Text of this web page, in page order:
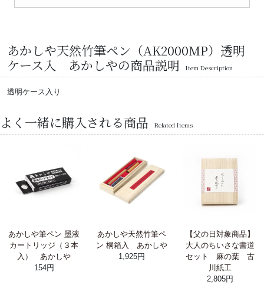
あかしや天然竹筆ペン（AK2000MP）透明
ケース入 あかしやの商品説明
Item Description
透明ケース入り
よく一緒に購入される商品 Related Items
あかしや筆ペン 墨液
カートリッジ（３本
入） あかしや
154円
あかしや天然竹筆ペ
ン 桐箱入 あかしや
1,925円
【父の日対象商品】
大人のちいさな書道
セット 麻の葉 古
川紙工
2,805円